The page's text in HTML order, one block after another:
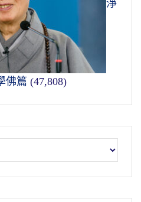
淨
佛篇 (47,808)